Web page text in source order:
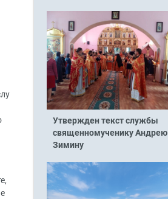
Утвержден текст службы
священномученику Андрею
Зимину